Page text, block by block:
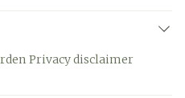
Privacy disclaimer